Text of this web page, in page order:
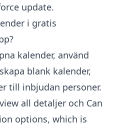
update.
i gratis
kalender, använd
blank kalender,
till inbjudan personer.
all detaljer och Can
options, which is